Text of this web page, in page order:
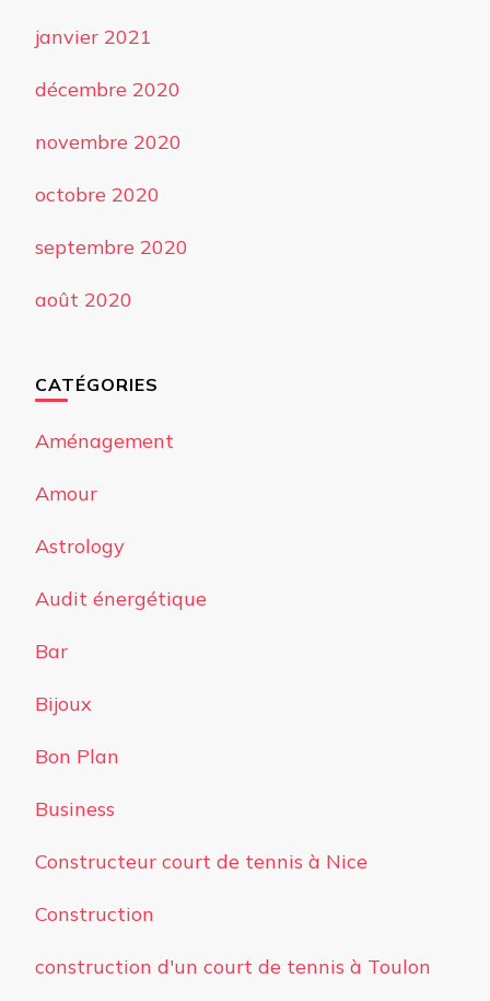
janvier 2021
décembre 2020
novembre 2020
octobre 2020
septembre 2020
août 2020
CATÉGORIES
Aménagement
Amour
Astrology
Audit énergétique
Bar
Bijoux
Bon Plan
Business
Constructeur court de tennis à Nice
Construction
construction d'un court de tennis à Toulon